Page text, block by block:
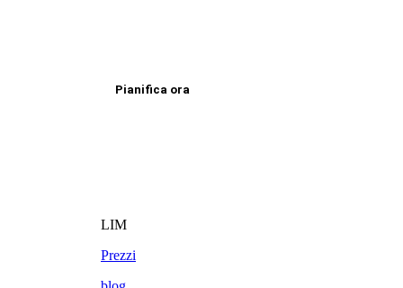
Pianifica ora
LIM
Prezzi